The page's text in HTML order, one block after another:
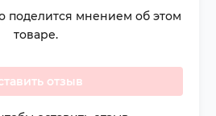
поделится мнением об этом
товаре.
отзыв